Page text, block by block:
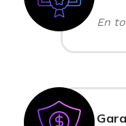
En